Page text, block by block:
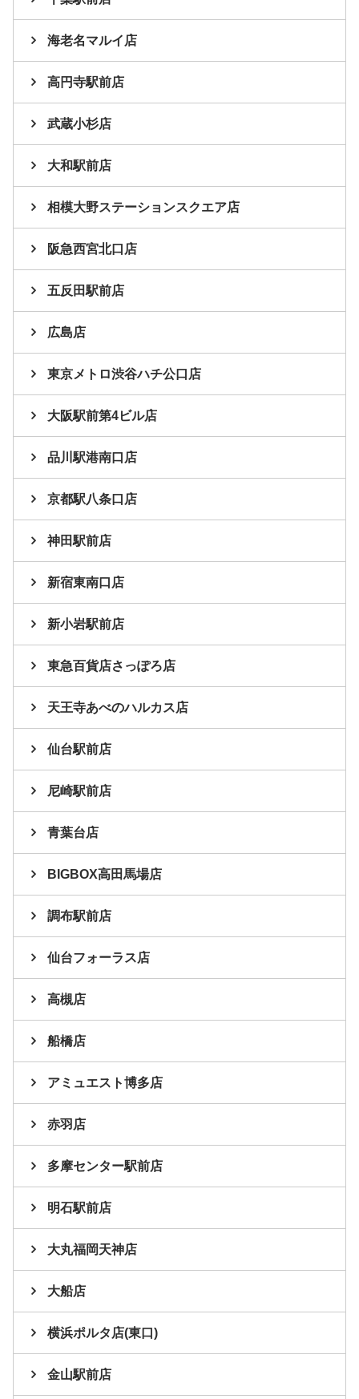
海老名マルイ店
高円寺駅前店
武蔵小杉店
大和駅前店
相模大野ステーションスクエア店
阪急西宮北口店
五反田駅前店
広島店
東京メトロ渋谷ハチ公口店
大阪駅前第4ビル店
品川駅港南口店
京都駅八条口店
神田駅前店
新宿東南口店
新小岩駅前店
東急百貨店さっぽろ店
天王寺あべのハルカス店
仙台駅前店
尼崎駅前店
青葉台店
BIGBOX高田馬場店
調布駅前店
仙台フォーラス店
高槻店
船橋店
アミュエスト博多店
赤羽店
多摩センター駅前店
明石駅前店
大丸福岡天神店
大船店
横浜ポルタ店(東口)
金山駅前店